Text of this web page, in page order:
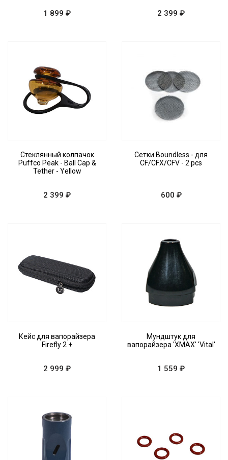
1 899 ₽ 2 399 ₽
Стеклянный колпачок
Puffco Peak - Ball Cap &
Tether - Yellow
2 399 ₽
Сетки Boundless - для
CF/CFX/CFV - 2 pcs
600 ₽
Кейс для вапорайзера
Firefly 2 +
2 999 ₽
Мундштук для
вапорайзера 'XMAX' 'Vital'
1 559 ₽